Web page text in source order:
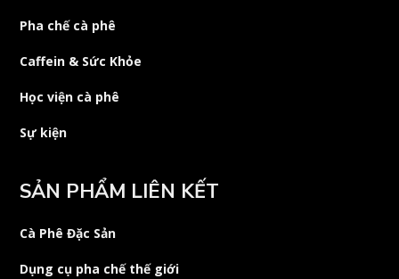
Pha chế cà phê
Caffein & Sức Khỏe
Học viện cà phê
Sự kiện
SẢN PHẨM LIÊN KẾT
Cà Phê Đặc Sản
Dụng cụ pha chế thế giới